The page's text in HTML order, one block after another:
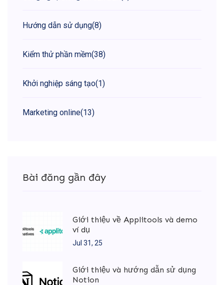
Hướng dẫn sử dụng(8)
Kiểm thử phần mềm(38)
Khởi nghiệp sáng tạo(1)
Marketing online(13)
Bài đăng gần đây
Giới thiệu về Applitools và demo
ví dụ
Jul 31, 25
Giới thiệu và hướng dẫn sử dụng
Notion